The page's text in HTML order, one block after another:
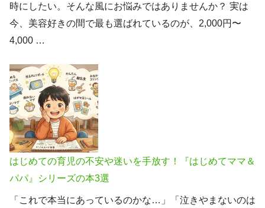
時にしたい。そんな風にお悩みではありませんか？ 実は
今、美容好きの間で最も選ばれているのが、2,000円〜
4,000 …
はじめての育児の不安や迷いを手放す！『はじめてママ＆
パパ』シリーズの本3選
「これで本当にあっているのかな…」「泣きやまないのは